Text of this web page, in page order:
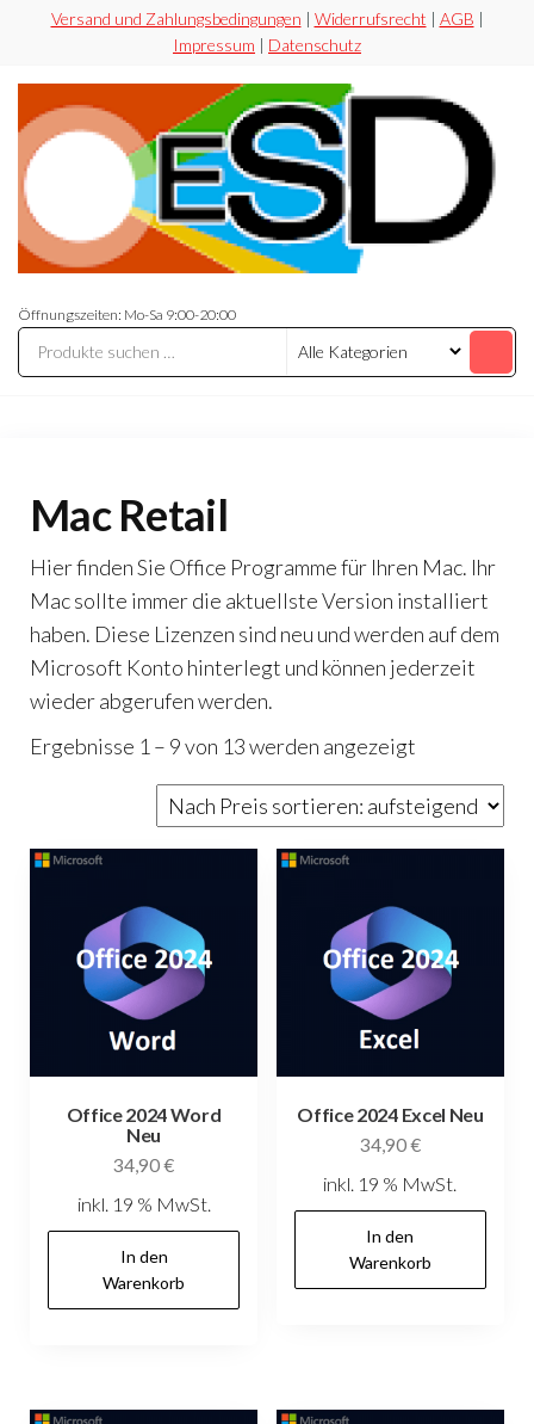
springen
Versand und Zahlungsbedingungen | Widerrufsrecht | AGB |
Impressum | Datenschutz
Handel
Preiswert
Öffnungszeiten: Mo-Sa 9:00-20:00
Mac Retail
Hier finden Sie Office Programme für Ihren Mac. Ihr
Mac sollte immer die aktuellste Version installiert
haben. Diese Lizenzen sind neu und werden auf dem
Microsoft Konto hinterlegt und können jederzeit
wieder abgerufen werden.
Ergebnisse 1 – 9 von 13 werden angezeigt
Preis
sortiert:
aufsteigend
Office 2024 Word
Neu
34,90€
inkl. 19 % MwSt.
In den
Warenkorb
Office 2024 Excel Neu
34,90€
inkl. 19 % MwSt.
In den
Warenkorb